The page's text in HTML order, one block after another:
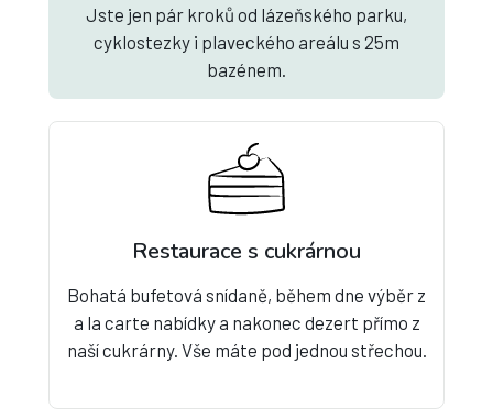
Jste jen pár kroků od lázeňského parku,
cyklostezky i plaveckého areálu s 25m
bazénem.
Restaurace s cukrárnou
Bohatá bufetová snídaně, během dne výběr z
a la carte nabídky a nakonec dezert přímo z
naší cukrárny. Vše máte pod jednou střechou.